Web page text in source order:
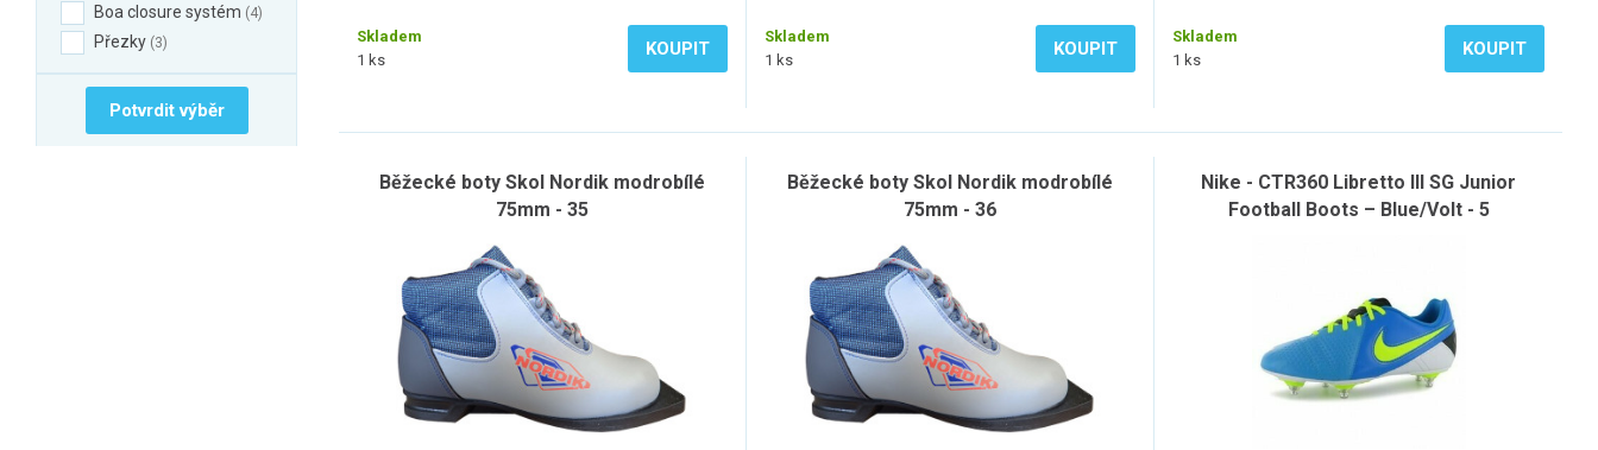
Boa closure systém 4
Přezky 3
Potvrdit výběr
Skladem
1 ks
KOUPIT
Skladem
1 ks
KOUPIT
Skladem
1 ks
KOUPIT
Běžecké boty Skol Nordik modrobílé
75mm - 35
Běžecké boty Skol Nordik modrobílé
75mm - 36
Nike - CTR360 Libretto III SG Junior
Football Boots – Blue/Volt - 5